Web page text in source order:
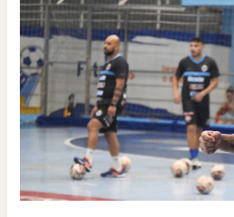
Largo
disputa
terceira
vaga
para
o
Gauchão
B